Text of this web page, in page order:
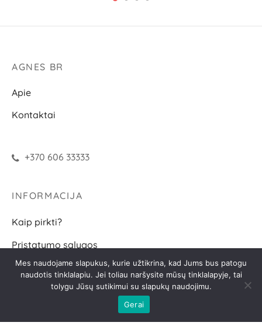
AGNES BR
Apie
Kontaktai
+370 606 33333
INFORMACIJA
Kaip pirkti?
Pristatymo sąlygos
Grąžinimo sąlygos
Mes naudojame slapukus, kurie užtikrina, kad Jums bus patogu
naudotis tinklalapiu. Jei toliau naršysite mūsų tinklalapyje, tai
tolygu Jūsų sutikimui su slapukų naudojimu.
Gerai